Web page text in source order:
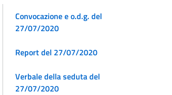
Convocazione e o.d.g. del
27/07/2020
Report del 27/07/2020
Verbale della seduta del
27/07/2020